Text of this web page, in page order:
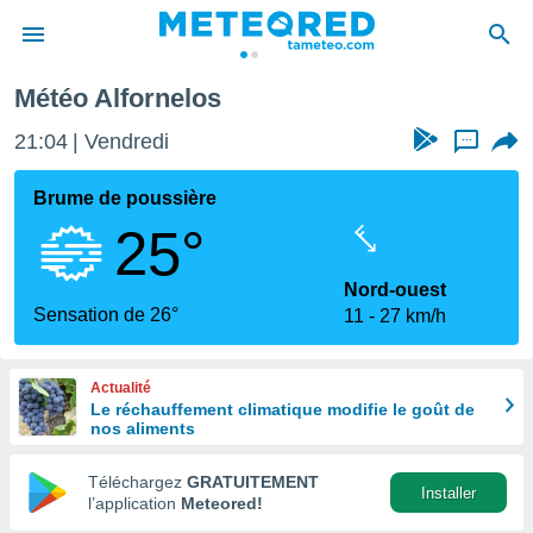
de
en
Météo Alfornelos
21:04 Vendredi ...
Brume de poussière
25°
Sensation de 26°
Nord-ouest
11
27 km/h
Actualité
Le réchauffement climatique modifie le goût de
nos aliments
Téléchargez GRATUITEMENT
l’application Meteored!
Installer